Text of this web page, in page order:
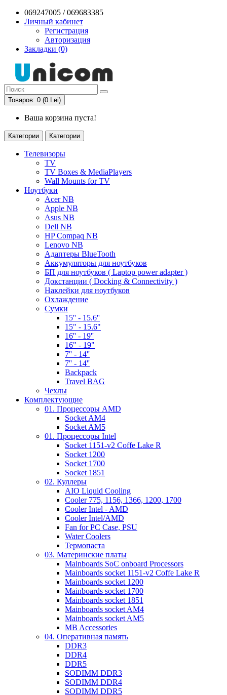
069247005 / 069683385
Личный кабинет
Регистрация
Авторизация
Закладки (0)
Товаров: 0 (0 Lei)
Ваша корзина пуста!
Категории Категории
Телевизоры
TV
TV Boxes & MediaPlayers
Wall Mounts for TV
Ноутбуки
Acer NB
Apple NB
Asus NB
Dell NB
HP Compaq NB
Lenovo NB
Адаптеры BlueTooth
Аккумуляторы для ноутбуков
БП для ноутбуков ( Laptop power adapter )
Докстанции ( Docking & Connectivity )
Наклейки для ноутбуков
Охлаждение
Сумки
15'' - 15.6''
15" - 15.6"
16'' - 19''
16" - 19"
7'' - 14''
7'' - 14''
Backpack
Travel BAG
Чехлы
Комплектующие
01. Процессоры AMD
Socket AM4
Socket AM5
01. Процессоры Intel
Socket 1151-v2 Coffe Lake R
Socket 1200
Socket 1700
Socket 1851
02. Куллеры
AIO Liquid Cooling
Cooler 775, 1156, 1366, 1200, 1700
Cooler Intel - AMD
Cooler Intel/AMD
Fan for PC Case, PSU
Water Coolers
Термопаста
03. Материнские платы
Mainboards SoC onboard Processors
Mainboards socket 1151-v2 Coffe Lake R
Mainboards socket 1200
Mainboards socket 1700
Mainboards socket 1851
Mainboards socket AM4
Mainboards socket AM5
MB Accessories
04. Оперативная память
DDR3
DDR4
DDR5
SODIMM DDR3
SODIMM DDR4
SODIMM DDR5